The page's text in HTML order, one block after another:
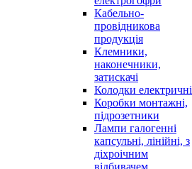
Кабельно-
провідникова
продукція
Клемники,
наконечники,
затискачі
Колодки електричні
Коробки монтажні,
підрозетники
Лампи галогенні
капсульні, лінійні, з
діхроічним
відбивачем